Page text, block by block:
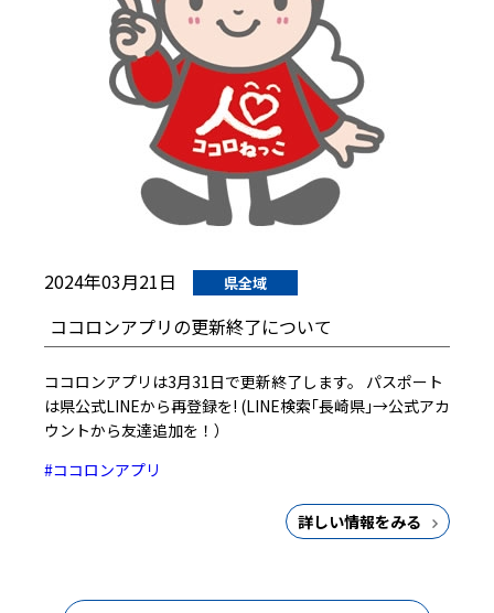
2024年03月21日 県全域
ココロンアプリの更新終了について
ココロンアプリは3月31日で更新終了します。 パスポート
は県公式LINEから再登録を! (LINE検索｢長崎県｣→公式アカ
ウントから友達追加を！）
#ココロンアプリ
詳しい情報をみる